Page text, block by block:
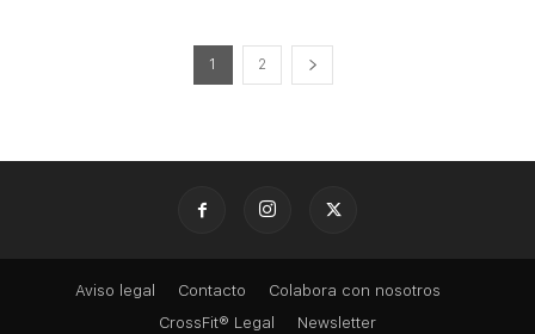
1 2
Aviso legal Contacto
Colabora con nosotros
CrossFit® Legal
Newsletter